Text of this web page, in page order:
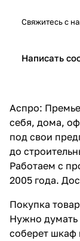
Свяжитесь с
Написать
Аспро:
себя, дома,
под свои
до
Работаем с
2005 года.
Покупка
Нужно думать
соберет шкаф